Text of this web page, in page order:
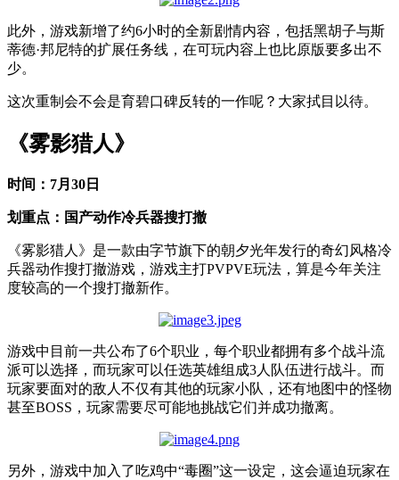
此外，游戏新增了约6小时的全新剧情内容，包括黑胡子与斯
蒂德·邦尼特的扩展任务线，在可玩内容上也比原版要多出不
少。
这次重制会不会是育碧口碑反转的一作呢？大家拭目以待。
《雾影猎人》
时间：7月30日
划重点：国产动作冷兵器搜打撤
《雾影猎人》是一款由字节旗下的朝夕光年发行的奇幻风格冷
兵器动作搜打撤游戏，游戏主打PVPVE玩法，算是今年关注
度较高的一个搜打撤新作。
游戏中目前一共公布了6个职业，每个职业都拥有多个战斗流
派可以选择，而玩家可以任选英雄组成3人队伍进行战斗。而
玩家要面对的敌人不仅有其他的玩家小队，还有地图中的怪物
甚至BOSS，玩家需要尽可能地挑战它们并成功撤离。
另外，游戏中加入了吃鸡中“毒圈”这一设定，这会逼迫玩家在